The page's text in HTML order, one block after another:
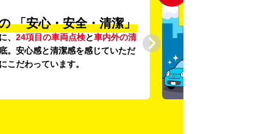
「安心・安全・清潔」
、 24項目の車両点検と車内外の清
。安心感と清潔感を感じていただ
こだわっています。